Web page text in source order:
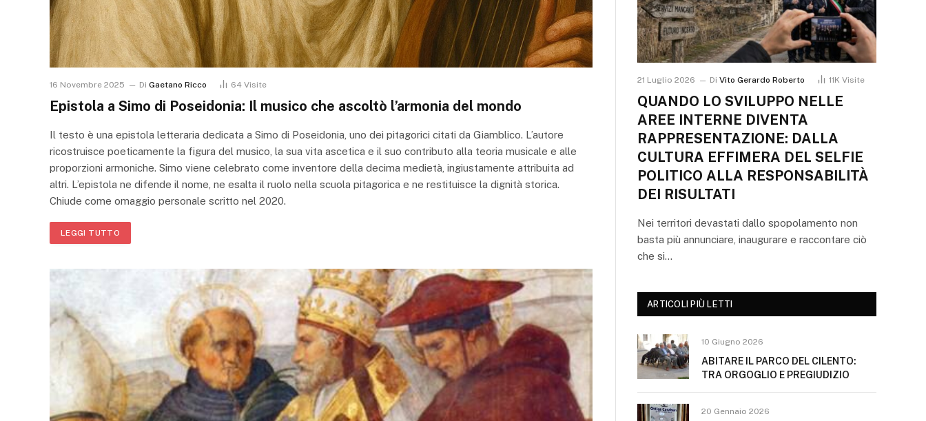
16 Novembre 2025 Di Gaetano Ricco 64 Visite
Epistola a Simo di Poseidonia: Il musico che ascoltò l’armonia del mondo
Il testo è una epistola letteraria dedicata a Simo di Poseidonia, uno dei pitagorici citati da Giamblico. L’autore
ricostruisce poeticamente la figura del musico, la sua vita ascetica e il suo contributo alla teoria musicale e alle
proporzioni armoniche. Simo viene celebrato come inventore della decima medietà, ingiustamente attribuita ad
altri. L’epistola ne difende il nome, ne esalta il ruolo nella scuola pitagorica e ne restituisce la dignità storica.
Chiude come omaggio personale scritto nel 2020.
LEGGI TUTTO
21 Luglio 2026 Di Vito Gerardo Roberto 11K Visite
QUANDO LO SVILUPPO NELLE
AREE INTERNE DIVENTA
RAPPRESENTAZIONE: DALLA
CULTURA EFFIMERA DEL SELFIE
POLITICO ALLA RESPONSABILITÀ
DEI RISULTATI
Nei territori devastati dallo spopolamento non
basta più annunciare, inaugurare e raccontare ciò
che si…
ARTICOLI PIÙ LETTI
10 Giugno 2026
ABITARE IL PARCO DEL CILENTO:
TRA ORGOGLIO E PREGIUDIZIO
20 Gennaio 2026